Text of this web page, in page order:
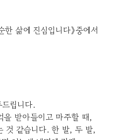
삶에 진심입니다》중에서
립니다.
을 받아들이고 마주할 때,
것 같습니다. 한 발, 두 발,